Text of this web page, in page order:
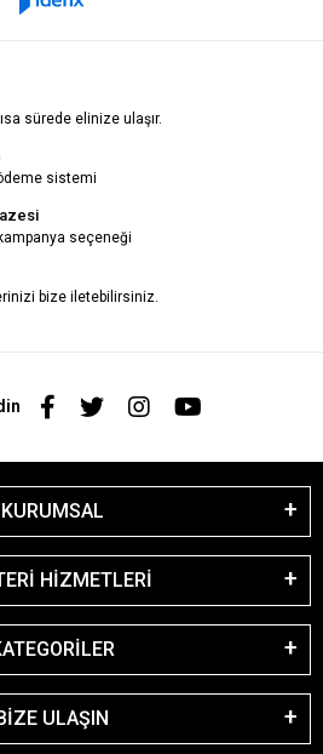
sürede elinize ulaşır.
sistemi
seçeneği
bize iletebilirsiniz.
KURUMSAL
HİZMETLERİ
ULAŞIN